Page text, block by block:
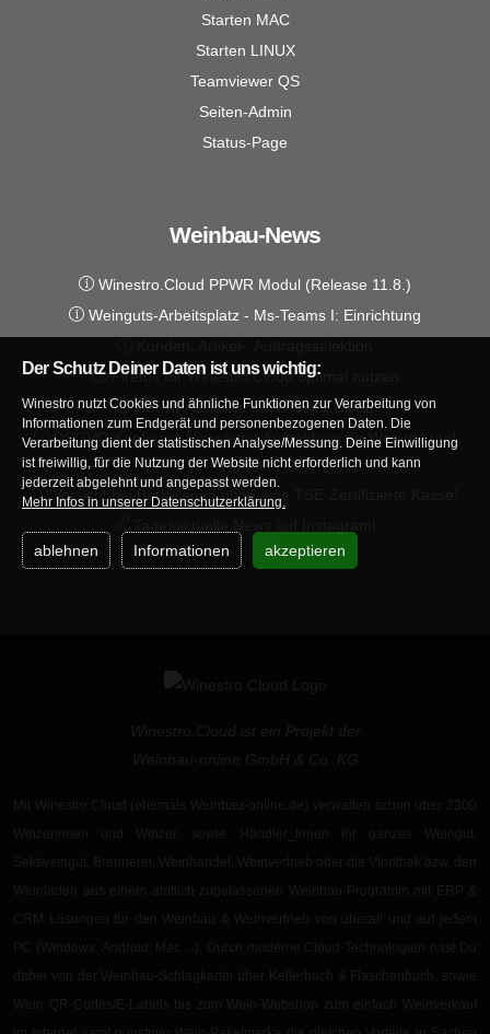
Der Schutz Deiner Daten ist uns wichtig:
Winestro nutzt Cookies und ähnliche Funktionen zur Verarbeitung von
Informationen zum Endgerät und personenbezogenen Daten. Die
Verarbeitung dient der statistischen Analyse/Messung. Deine Einwilligung
ist freiwillig, für die Nutzung der Website nicht erforderlich und kann
jederzeit abgelehnt und angepasst werden.
Mehr Infos in unserer Datenschutzerklärung.
ablehnen Informationen akzeptieren
Starten MAC
Starten LINUX
Teamviewer QS
Seiten-Admin
Status-Page
Weinbau-News
Winestro.Cloud PPWR Modul (Release 11.8.)
Weinguts-Arbeitsplatz - Ms-Teams I: Einrichtung
Firefox für Winestro.Cloud optimal nutzen
Der KI-Assistent in Winestro.Cloud
DSGVO-Konforme Newsletter Anmeldung für Weingut und
Handel
Vorsicht bei Barbelegen ohne eine TSE-Zertifizierte Kasse!
Winestro.Cloud ist ein Projekt der
Weinbau-online GmbH & Co. KG
Mit Winestro.Cloud (ehemals Weinbau-online.de) verwalten schon
über 2300
Winzerinnen und Winzer
, sowie Händler_Innen
ihr ganzes Weingut,
Sektweingut
Brennerei Weinhandel, Weinvertrieb oder die Vinothek
bzw. den
Weinladen aus einem
amtlich zugelassenen Weinbau-Programm
mit ERP &
CRM Lösungen für den Weinbau & Weinvertrieb von überall und auf jedem
PC (Windows, Android, Mac ...). Durch moderne
Cloud-Technologien
hast Du
dabei von der
Weinbau-Schlagkartei über Kellerbuch & Flaschenbuch
, sowie
Wein QR-Codes/E-Labels
bis zum Wein-Webshop zum einfach Weinverkauf